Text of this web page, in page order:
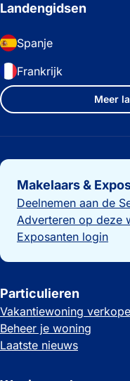
Landengidsen
Spanje
Frankrijk
Meer
Belangrijke links
Makelaars &
Deelnemen aan de
Adverteren op deze
Exposanten login
Particulieren
Vakantiewoning
Beheer je woning
Laatste nieuws